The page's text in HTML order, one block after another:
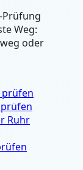
Prüfung
Weg:
oder
prüfen
Ruhr